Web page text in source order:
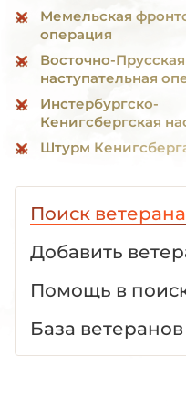
Мемельская
операция
Восточно-
наступательная
Инстербургско-
Кенигсбергская
Штурм
Поиск ветерана
Добавить
Помощь в
База ветеранов